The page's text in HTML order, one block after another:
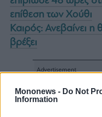
Mononews - Do Not
Information
επίθεση των Χούθι
Καιρός: Ανεβαίνει
βρέξει